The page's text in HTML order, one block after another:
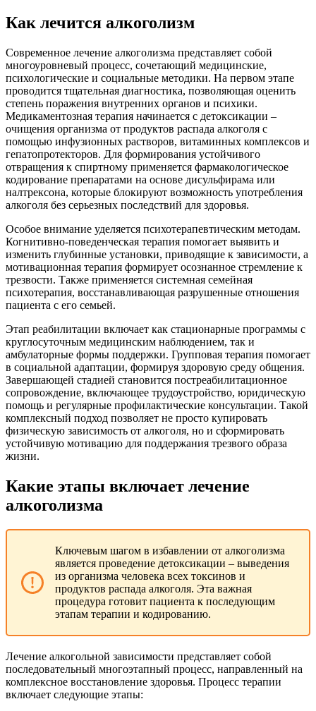
Как лечится алкоголизм
Современное лечение алкоголизма представляет собой
многоуровневый процесс, сочетающий медицинские,
психологические и социальные методики. На первом этапе
проводится тщательная диагностика, позволяющая оценить
степень поражения внутренних органов и психики.
Медикаментозная терапия начинается с детоксикации –
очищения организма от продуктов распада алкоголя с
помощью инфузионных растворов, витаминных комплексов и
гепатопротекторов. Для формирования устойчивого
отвращения к спиртному применяется фармакологическое
кодирование препаратами на основе дисульфирама или
налтрексона, которые блокируют возможность употребления
алкоголя без серьезных последствий для здоровья.
Особое внимание уделяется психотерапевтическим методам.
Когнитивно-поведенческая терапия помогает выявить и
изменить глубинные установки, приводящие к зависимости, а
мотивационная терапия формирует осознанное стремление к
трезвости. Также применяется системная семейная
психотерапия, восстанавливающая разрушенные отношения
пациента с его семьей.
Этап реабилитации включает как стационарные программы с
круглосуточным медицинским наблюдением, так и
амбулаторные формы поддержки. Групповая терапия помогает
в социальной адаптации, формируя здоровую среду общения.
Завершающей стадией становится постреабилитационное
сопровождение, включающее трудоустройство, юридическую
помощь и регулярные профилактические консультации. Такой
комплексный подход позволяет не просто купировать
физическую зависимость от алкоголя, но и сформировать
устойчивую мотивацию для поддержания трезвого образа
жизни.
Какие этапы включает лечение
алкоголизма
Ключевым шагом в избавлении от алкоголизма
является проведение детоксикации – выведения
из организма человека всех токсинов и
продуктов распада алкоголя. Эта важная
процедура готовит пациента к последующим
этапам терапии и кодированию.
Лечение алкогольной зависимости представляет собой
последовательный многоэтапный процесс, направленный на
комплексное восстановление здоровья. Процесс терапии
включает следующие этапы: